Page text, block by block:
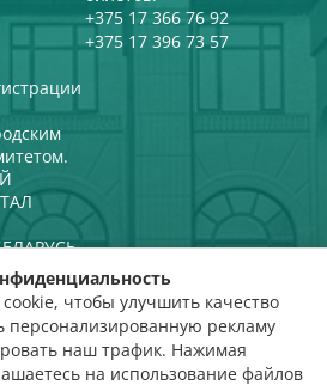
+375 17 366 76 92
+375 17 396 73 57
КУЛЬТУРЫ
чтобы улучшить качество
персонализированную рекламу
наш трафик. Нажимая
на использование файлов